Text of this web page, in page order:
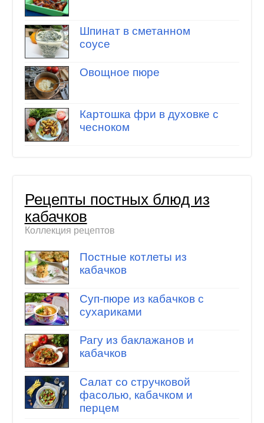
Шпинат в сметанном
соусе
Овощное пюре
Картошка фри в духовке с
чесноком
Рецепты постных блюд из
кабачков
Коллекция рецептов
Постные котлеты из
кабачков
Суп-пюре из кабачков с
сухариками
Рагу из баклажанов и
кабачков
Салат со стручковой
фасолью, кабачком и
перцем